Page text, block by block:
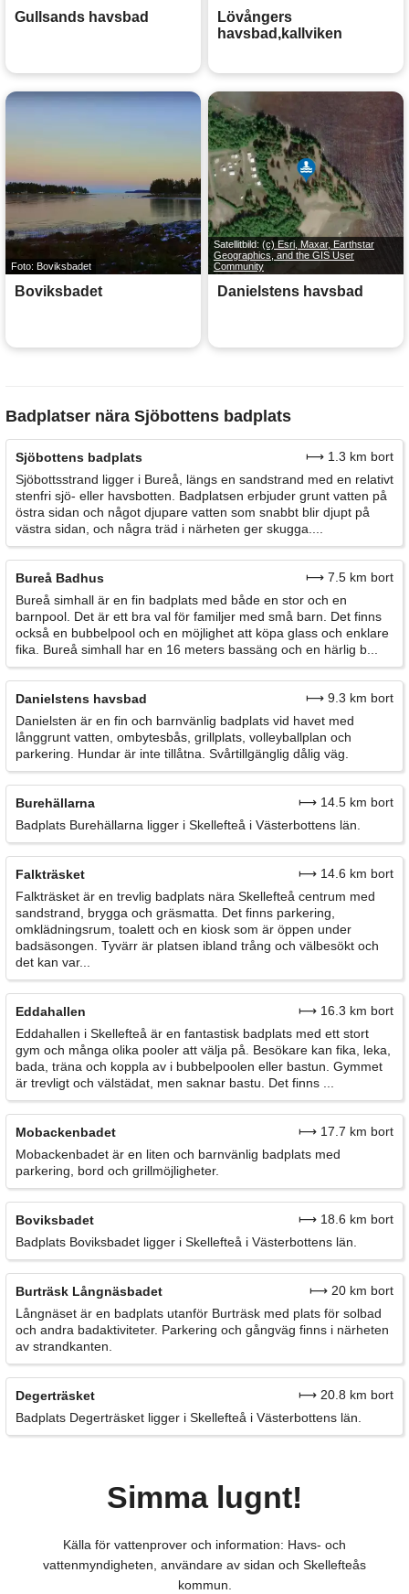
Gullsands havsbad
Lövångers
havsbad,kallviken
Foto: Boviksbadet
Boviksbadet
Satellitbild: (c) Esri, Maxar, Earthstar
Geographics, and the GIS User
Community
Danielstens havsbad
Badplatser nära Sjöbottens badplats
Sjöbottens badplats
⟼ 1.3 km bort
Sjöbottsstrand ligger i Bureå, längs en sandstrand med en relativt
stenfri sjö- eller havsbotten. Badplatsen erbjuder grunt vatten på
östra sidan och något djupare vatten som snabbt blir djupt på
västra sidan, och några träd i närheten ger skugga....
Bureå Badhus
⟼ 7.5 km bort
Bureå simhall är en fin badplats med både en stor och en
barnpool. Det är ett bra val för familjer med små barn. Det finns
också en bubbelpool och en möjlighet att köpa glass och enklare
fika. Bureå simhall har en 16 meters bassäng och en härlig b...
Danielstens havsbad
⟼ 9.3 km bort
Danielsten är en fin och barnvänlig badplats vid havet med
långgrunt vatten, ombytesbås, grillplats, volleyballplan och
parkering. Hundar är inte tillåtna. Svårtillgänglig dålig väg.
Burehällarna
⟼ 14.5 km bort
Badplats Burehällarna ligger i Skellefteå i Västerbottens län.
Falkträsket
⟼ 14.6 km bort
Falkträsket är en trevlig badplats nära Skellefteå centrum med
sandstrand, brygga och gräsmatta. Det finns parkering,
omklädningsrum, toalett och en kiosk som är öppen under
badsäsongen. Tyvärr är platsen ibland trång och välbesökt och
det kan var...
Eddahallen
⟼ 16.3 km bort
Eddahallen i Skellefteå är en fantastisk badplats med ett stort
gym och många olika pooler att välja på. Besökare kan fika, leka,
bada, träna och koppla av i bubbelpoolen eller bastun. Gymmet
är trevligt och välstädat, men saknar bastu. Det finns ...
Mobackenbadet
⟼ 17.7 km bort
Mobackenbadet är en liten och barnvänlig badplats med
parkering, bord och grillmöjligheter.
Boviksbadet
⟼ 18.6 km bort
Badplats Boviksbadet ligger i Skellefteå i Västerbottens län.
Burträsk Långnäsbadet
⟼ 20 km bort
Långnäset är en badplats utanför Burträsk med plats för solbad
och andra badaktiviteter. Parkering och gångväg finns i närheten
av strandkanten.
Degerträsket
⟼ 20.8 km bort
Badplats Degerträsket ligger i Skellefteå i Västerbottens län.
Simma lugnt!
Källa för vattenprover och information: Havs- och
vattenmyndigheten, användare av sidan och Skellefteås
kommun.